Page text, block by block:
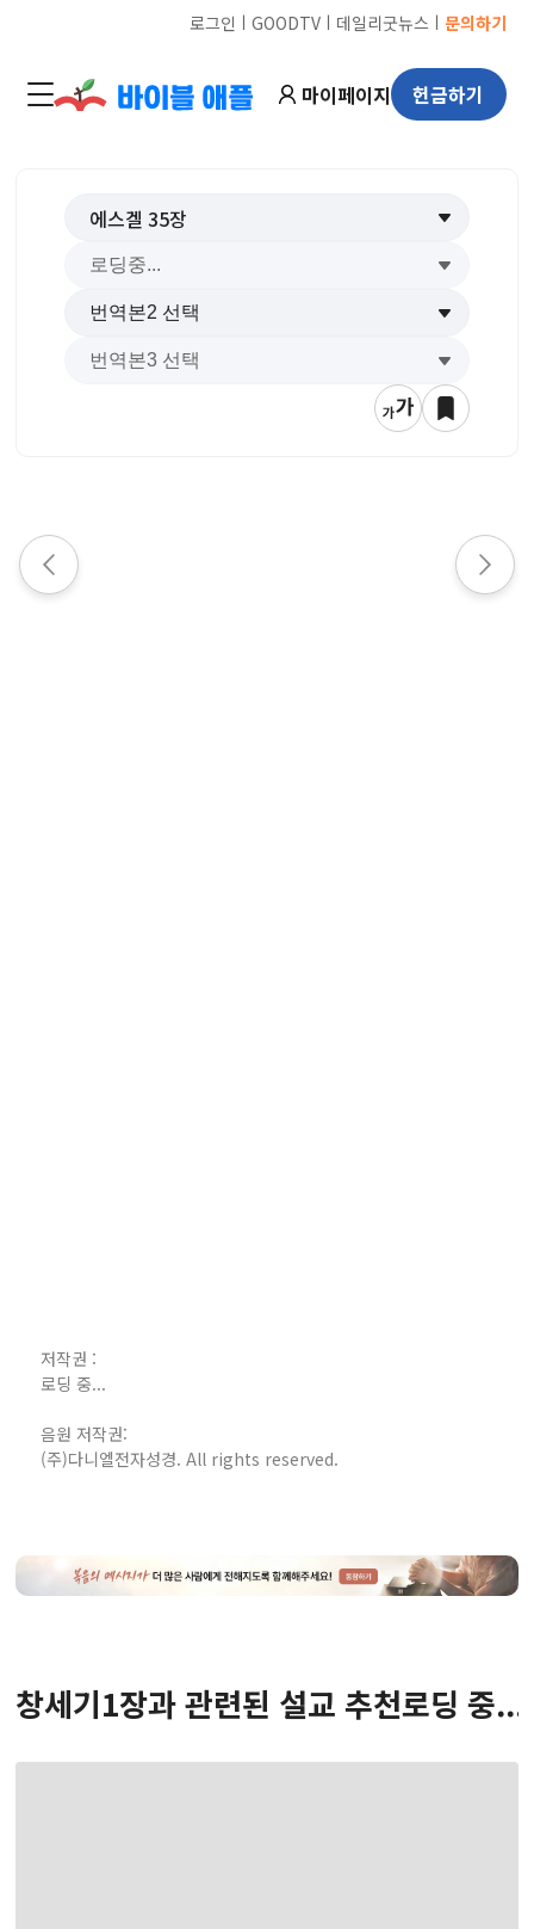
로그인 ㅣ GOODTVㅣ 데일리굿뉴스 ㅣ 문의하기
마이페이지 헌금하기
에스겔 35장
저작권 :
로딩 중...
음원 저작권:
(주)다니엘전자성경. All rights reserved.
창세기1장과 관련된 설교 추천로딩 중...